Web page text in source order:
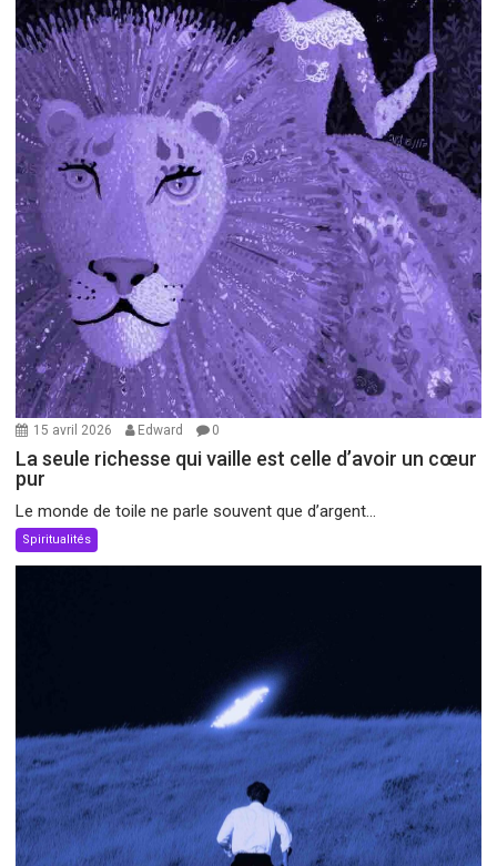
15 avril 2026 Edward 0
La seule richesse qui vaille est celle d’avoir un cœur
pur
Le monde de toile ne parle souvent que d’argent...
Spiritualités